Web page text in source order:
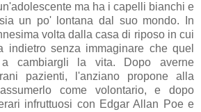
ma ha i capelli bianchi e
un po' lontana dal suo mondo. In
volta dalla casa di riposo in cui
senza immaginare che quel
cambiargli la vita. Dopo averne
pazienti, l'anziano propone alla
come volontario, e dopo
infruttuosi con Edgar Allan Poe e